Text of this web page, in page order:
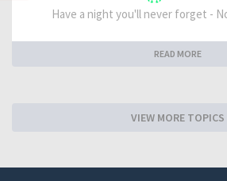
Have a night you'll never forget -
READ MORE
VIEW MORE TOPICS